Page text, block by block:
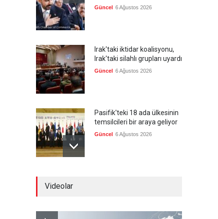
Güncel 6 Ağustos 2026
Irak'taki iktidar koalisyonu,
Irak'taki silahlı grupları uyardı
Güncel 6 Ağustos 2026
Pasifik'teki 18 ada ülkesinin
temsilcileri bir araya geliyor
Güncel 6 Ağustos 2026
Videolar